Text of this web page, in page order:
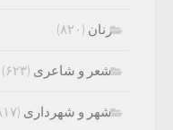
زنان (۸۲۰)
شعر و شاعری (۶۲۳)
شهر و شهرداری (۸۱۷)